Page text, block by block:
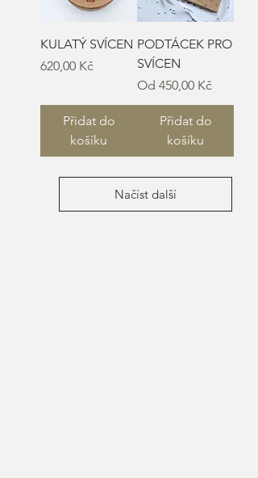
KULATÝ SVÍCEN
Cena
620,00 Kč
Přidat do
košíku
PODTÁCEK PRO
SVÍCEN
Od 450,00 Kč
Zvýhodněná cena
Přidat do
košíku
Načíst další